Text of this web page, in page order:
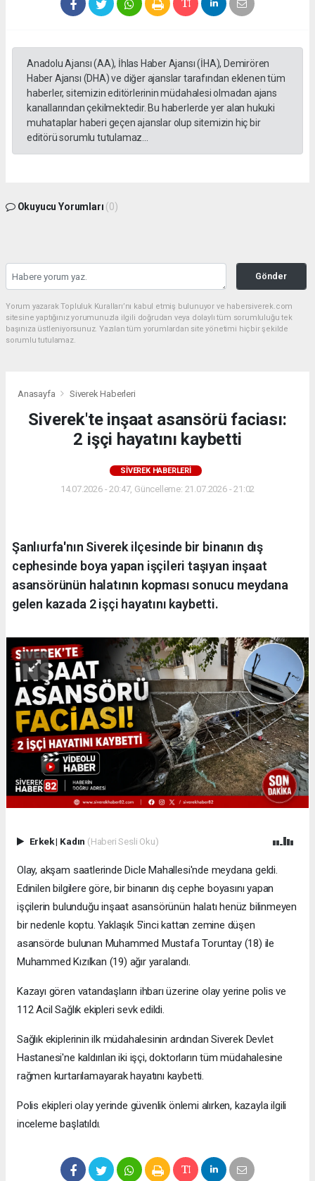
Anadolu Ajansı (AA), İhlas Haber Ajansı (İHA), Demirören
Haber Ajansı (DHA) ve diğer ajanslar tarafından eklenen tüm
haberler, sitemizin editörlerinin müdahalesi olmadan ajans
kanallarından çekilmektedir. Bu haberlerde yer alan hukuki
muhataplar haberi geçen ajanslar olup sitemizin hiç bir
editörü sorumlu tutulamaz...
Okuyucu Yorumları (0)
Gönder
Yorum yazarak Topluluk Kuralları’nı kabul etmiş bulunuyor ve habersiverek.com
sitesine yaptığınız yorumunuzla ilgili doğrudan veya dolaylı tüm sorumluluğu tek
başınıza üstleniyorsunuz. Yazılan tüm yorumlardan site yönetimi hiçbir şekilde
sorumlu tutulamaz.
Anasayfa Siverek Haberleri
Siverek'te inşaat asansörü faciası:
2 işçi hayatını kaybetti
SIVEREK HABERLERI
14.07.2026 - 20:47, Güncelleme: 21.07.2026 - 21:02
Şanlıurfa'nın Siverek ilçesinde bir binanın dış
cephesinde boya yapan işçileri taşıyan inşaat
asansörünün halatının kopması sonucu meydana
gelen kazada 2 işçi hayatını kaybetti.
Erkek| Kadın (Haberi Sesli Oku)
Olay, akşam saatlerinde Dicle Mahallesi'nde meydana geldi.
Edinilen bilgilere göre, bir binanın dış cephe boyasını yapan
işçilerin bulunduğu inşaat asansörünün halatı henüz bilinmeyen
bir nedenle koptu. Yaklaşık 5'inci kattan zemine düşen
asansörde bulunan Muhammed Mustafa Toruntay (18) ile
Muhammed Kızılkan (19) ağır yaralandı.
Kazayı gören vatandaşların ihbarı üzerine olay yerine polis ve
112 Acil Sağlık ekipleri sevk edildi.
Sağlık ekiplerinin ilk müdahalesinin ardından Siverek Devlet
Hastanesi'ne kaldırılan iki işçi, doktorların tüm müdahalesine
rağmen kurtarılamayarak hayatını kaybetti.
Polis ekipleri olay yerinde güvenlik önlemi alırken, kazayla ilgili
inceleme başlatıldı.